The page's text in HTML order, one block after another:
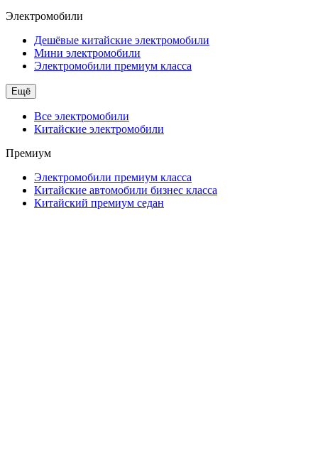
Электромобили
Дешёвые китайские электромобили
Мини электромобили
Электромобили премиум класса
Ещё
Все электромобили
Китайские электромобили
Премиум
Электромобили премиум класса
Китайские автомобили бизнес класса
Китайский премиум седан